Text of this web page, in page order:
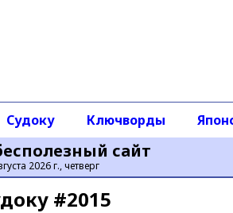
сайт
2026 г., четверг
Судоку Ключворды
#2015